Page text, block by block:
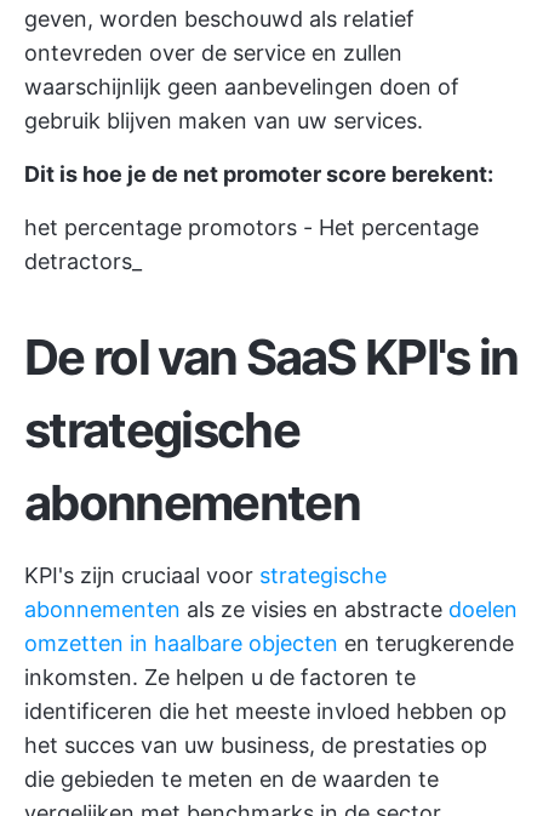
geven, worden beschouwd als relatief
ontevreden over de service en zullen
waarschijnlijk geen aanbevelingen doen of
gebruik blijven maken van uw services.
Dit is hoe je de net promoter score berekent:
het percentage promotors - Het percentage
detractors_
De rol van SaaS KPI's in
strategische
abonnementen
KPI's zijn cruciaal voor strategische
abonnementen als ze visies en abstracte doelen
omzetten in haalbare objecten en terugkerende
inkomsten. Ze helpen u de factoren te
identificeren die het meeste invloed hebben op
het succes van uw business, de prestaties op
die gebieden te meten en de waarden te